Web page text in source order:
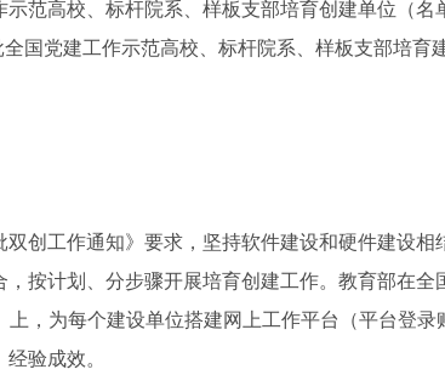
范高校、标杆院系、样板支部培育创建单位（名
国党建工作示范高校、标杆院系、样板支部培育
工作通知》要求，坚持软件建设和硬件建设相
按计划、分步骤开展培育创建工作。教育部在全
上，为每个建设单位搭建网上工作平台（平台登
验成效。